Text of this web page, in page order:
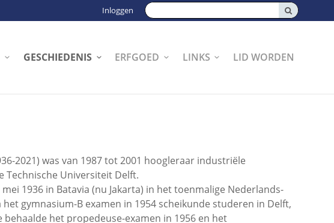
Zoeken:
Inloggen
GESCHIEDENIS ERFGOED LINKS LID WORDEN
2021) was van 1987 tot 2001 hoogleraar industriële
Technische Universiteit Delft.
1936 in Batavia (nu Jakarta) in het toenmalige Nederlands-
gymnasium-B examen in 1954 scheikunde studeren in Delft,
het propedeuse-examen in 1956 en het